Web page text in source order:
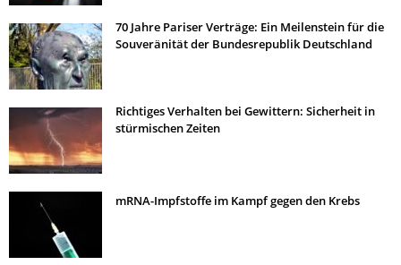
70 Jahre Pariser Verträge: Ein Meilenstein für die
Souveränität der Bundesrepublik Deutschland
Richtiges Verhalten bei Gewittern: Sicherheit in
stürmischen Zeiten
mRNA-Impfstoffe im Kampf gegen den Krebs